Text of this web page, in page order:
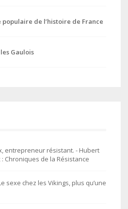
de l’histoire de France
Gaulois
entrepreneur résistant. - Hubert
: Chroniques de la Résistance
sexe chez les Vikings, plus qu’une